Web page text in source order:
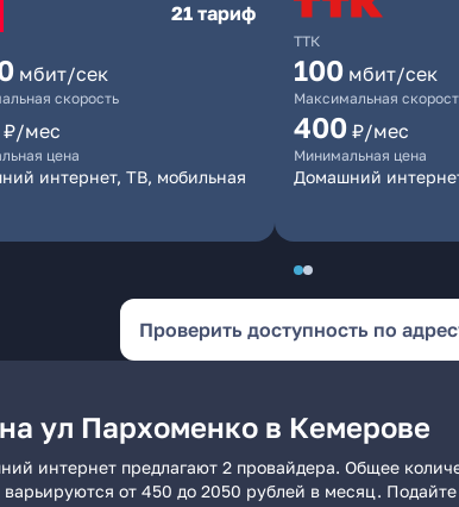
21 тариф
мбит/сек
скорость
₽/мес
цена
интернет, ТВ, мобильная
ТТК
100 мбит/сек
Максимальная
400 ₽/мес
Минимальная цена
Домашний
Проверить доступность по
ул Пархоменко в Кемерове
интернет предлагают 2 провайдера. Общее
от 450 до 2050 рублей в месяц.